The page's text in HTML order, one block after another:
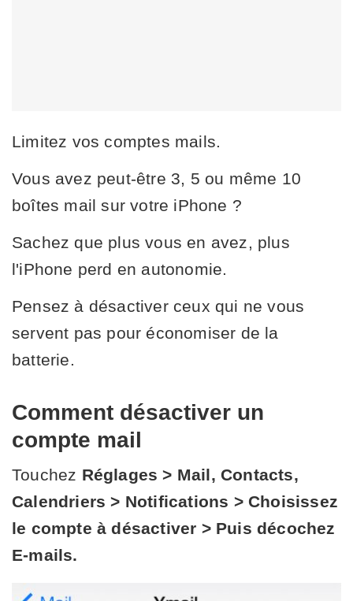
Limitez vos comptes mails.
Vous avez peut-être 3, 5 ou même 10
boîtes mail sur votre iPhone ?
Sachez que plus vous en avez, plus
l'iPhone perd en autonomie.
Pensez à désactiver ceux qui ne vous
servent pas pour économiser de la
batterie.
Comment désactiver un
compte mail
Touchez Réglages > Mail, Contacts,
Calendriers > Notifications > Choisissez
le compte à désactiver > Puis décochez
E-mails.